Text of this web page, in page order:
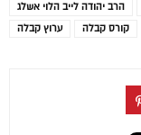
הרב יהודה לייב הלוי אשלג
ערוץ קבלה
קורס קבלה